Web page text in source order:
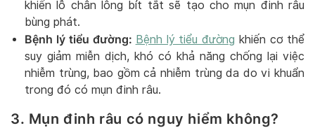
khiến lỗ chân lông bít tắt sẽ tạo cho mụn đinh râu
bùng phát.
Bệnh lý tiểu đường: Bệnh lý tiểu đường khiến cơ thể
suy giảm miễn dịch, khó có khả năng chống lại việc
nhiễm trùng, bao gồm cả nhiễm trùng da do vi khuẩn
trong đó có mụn đinh râu.
3. Mụn đinh râu có nguy hiểm không?